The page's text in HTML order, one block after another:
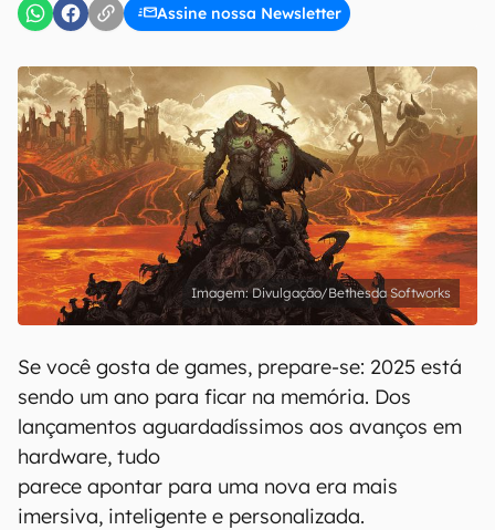
Assine nossa Newsletter
Uso e Política de Privacidade do Canaltech.
Divulgação/Bethesda Softworks
Se você gosta de games, prepare-se: 2025 está
sendo um ano para ficar na memória. Dos
lançamentos aguardadíssimos aos avanços em
hardware, tudo
parece apontar para uma nova era mais
imersiva, inteligente e personalizada.